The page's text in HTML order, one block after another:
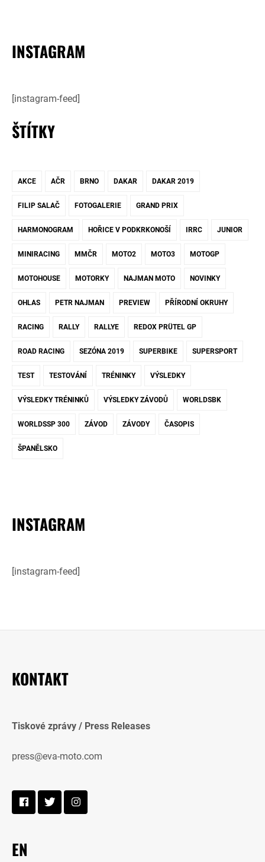
INSTAGRAM
[instagram-feed]
ŠTÍTKY
AKCE AČR BRNO DAKAR DAKAR 2019
FILIP SALAČ FOTOGALERIE GRAND PRIX
HARMONOGRAM HOŘICE V PODKRKONOŠÍ IRRC JUNIOR
MINIRACING MMČR MOTO2 MOTO3 MOTOGP
MOTOHOUSE MOTORKY NAJMAN MOTO NOVINKY
OHLAS PETR NAJMAN PREVIEW PŘÍRODNÍ OKRUHY
RACING RALLY RALLYE REDOX PRÜTEL GP
ROAD RACING SEZÓNA 2019 SUPERBIKE SUPERSPORT
TEST TESTOVÁNÍ TRÉNINKY VÝSLEDKY
VÝSLEDKY TRÉNINKŮ VÝSLEDKY ZÁVODŮ WORLDSBK
WORLDSSP 300 ZÁVOD ZÁVODY ČASOPIS
ŠPANĚLSKO
INSTAGRAM
[instagram-feed]
KONTAKT
Tiskové zprávy / Press Releases
press@eva-moto.com
EN